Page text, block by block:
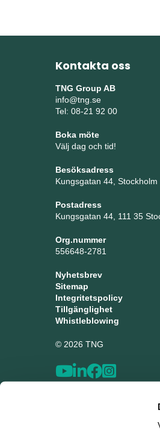
Kontakta oss
TNG Group AB
info@tng.se
Tel: 08-21 92 00
Boka möte
Välj dag och tid!
Besöksadress
Kungsgatan 44, Stockholm
Postadress
Kungsgatan 44, 111 35
Org.nummer
556648-2781
Nyhetsbrev
Sitemap
Integritetspolicy
Tillgänglighet
Whistleblowing
© 2026 TNG